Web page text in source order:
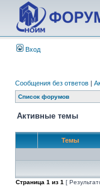
Вход
Сообщения без ответов |
Список форумов
Активные темы
Темы
Страница 1 из 1 [